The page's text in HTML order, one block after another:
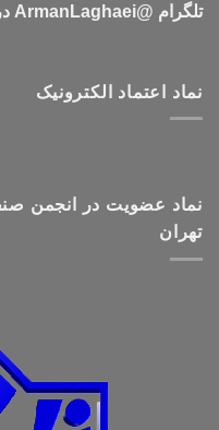
تلگرام @ArmanLaghaei در ارتباط باشید.
نماد اعتماد الکترونیک
نماد عضویت در انجمن
تهران